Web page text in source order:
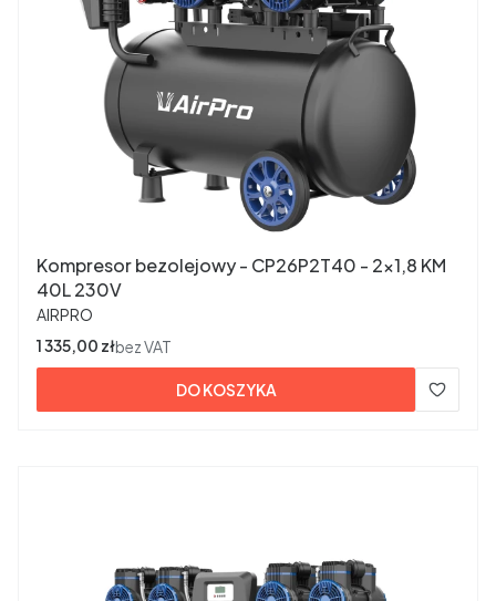
Kompresor bezolejowy - CP26P2T40 - 2x1,8 KM
40L 230V
PRODUCENT
AIRPRO
Cena
1 335,00 złbez VAT
DO KOSZYKA